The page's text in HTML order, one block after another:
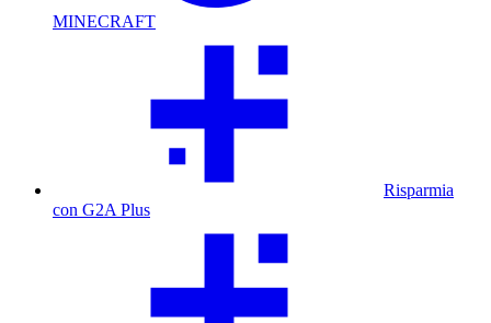
MINECRAFT
Risparmia
con G2A Plus